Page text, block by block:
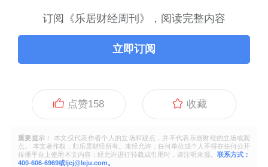
订阅《乐居财经周刊》，阅读完整内容
立即订阅
点赞158 收藏
重要提示：
本文仅代表作者个人的立场和观点，并不代表乐居财经的立场或观
点。 本文著作权，归乐居财经所有。未经允许，任何单位或个人不得在任何公开
传播平台上使用本文内容；经允许进行转载或引用时，请注明来源。 联系方式：
400-606-6969或ljcj@leju.com。